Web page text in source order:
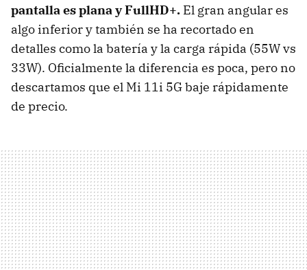
pantalla es plana y FullHD+. El gran angular es
algo inferior y también se ha recortado en
detalles como la batería y la carga rápida (55W vs
33W). Oficialmente la diferencia es poca, pero no
descartamos que el Mi 11i 5G baje rápidamente
de precio.